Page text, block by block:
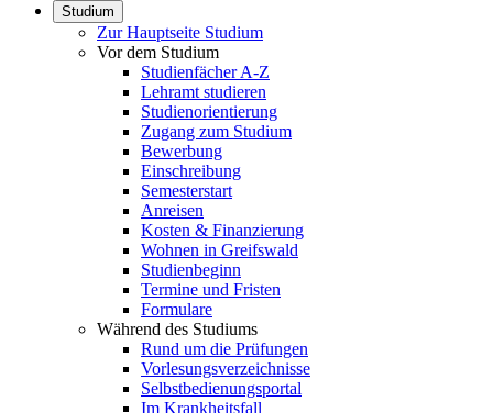
Studium
Zur Hauptseite Studium
Vor dem Studium
Studienfächer A-Z
Lehramt studieren
Studienorientierung
Zugang zum Studium
Bewerbung
Einschreibung
Semesterstart
Anreisen
Kosten & Finanzierung
Wohnen in Greifswald
Studienbeginn
Termine und Fristen
Formulare
Während des Studiums
Rund um die Prüfungen
Vorlesungsverzeichnisse
Selbstbedienungsportal
Im Krankheitsfall